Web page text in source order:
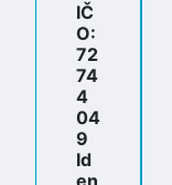
IČ
O:
72
74
4
04
9
Id
en